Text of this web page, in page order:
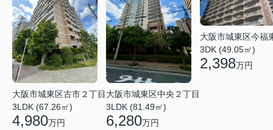
大阪市城東区古市２丁目
3LDK (67.26㎡)
4,980万円
大阪市城東区中央２丁目
3LDK (81.49㎡)
6,280万円
大阪市城東区今福
3DK (49.05㎡)
2,398万円